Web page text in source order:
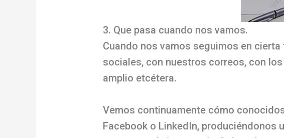
3. Que pasa cuando nos vamos.
Cuando nos vamos seguimos en
sociales, con nuestros correos, con
amplio etcétera.
Vemos continuamente cómo
Facebook o LinkedIn, produciéndonos